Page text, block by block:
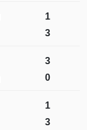
1
3
3
0
1
3